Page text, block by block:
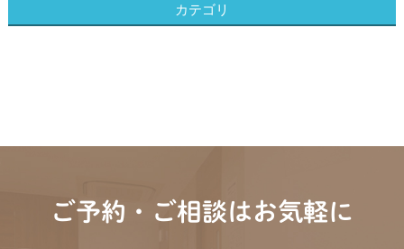
カテゴリ
ご予約・ご相談はお気軽に